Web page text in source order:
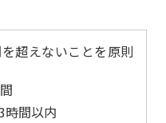
超えないことを原則
時間以内